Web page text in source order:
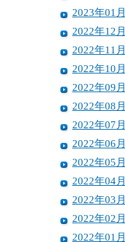
2023年01月
2022年12月
2022年11月
2022年10月
2022年09月
2022年08月
2022年07月
2022年06月
2022年05月
2022年04月
2022年03月
2022年02月
2022年01月